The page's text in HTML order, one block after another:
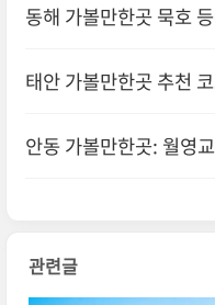
동해 가볼만한곳 묵호
태안 가볼만한곳 추천
안동 가볼만한곳: 월영
관련글